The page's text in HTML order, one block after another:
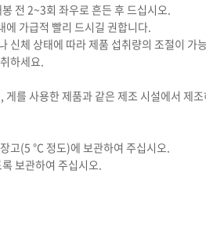
전 2~3회 좌우로 흔든 후 드십시오.
에 가급적 빨리 드시길 권합니다.
신체 상태에 따라 제품 섭취량의 조절이 가
하세요.
를 사용한 제품과 같은 제조 시설에서 제
고(5 °C 정도)에 보관하여 주십시오.
보관하여 주십시오.